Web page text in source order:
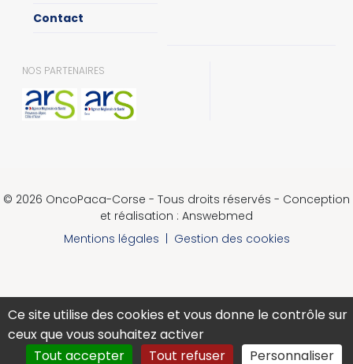
Contact
NOS PARTENAIRES
© 2026 OncoPaca-Corse - Tous droits réservés - Conception
et réalisation : Answebmed
Mentions légales
Gestion des cookies
Ce site utilise des cookies et vous donne le contrôle sur
ceux que vous souhaitez activer
Tout accepter
Tout refuser Personnaliser